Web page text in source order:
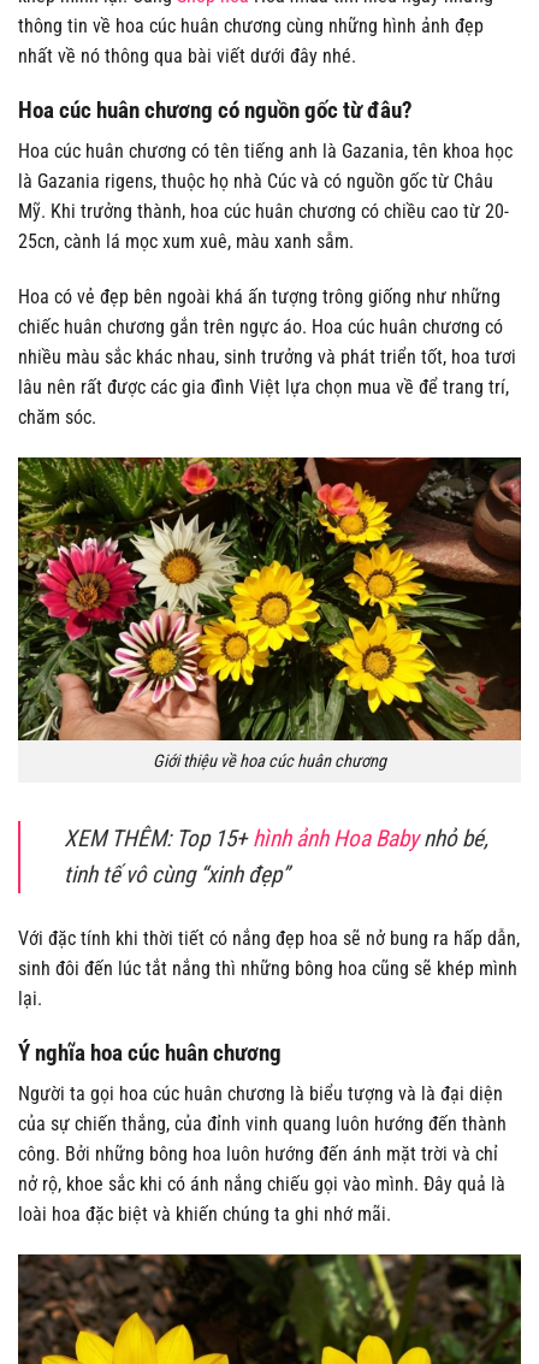
thông tin về hoa cúc huân chương cùng những hình ảnh đẹp
nhất về nó thông qua bài viết dưới đây nhé.
Hoa cúc huân chương có nguồn gốc từ đâu?
Hoa cúc huân chương có tên tiếng anh là Gazania, tên khoa học
là Gazania rigens, thuộc họ nhà Cúc và có nguồn gốc từ Châu
Mỹ. Khi trưởng thành, hoa cúc huân chương có chiều cao từ 20-
25cn, cành lá mọc xum xuê, màu xanh sẫm.
Hoa có vẻ đẹp bên ngoài khá ấn tượng trông giống như những
chiếc huân chương gắn trên ngực áo. Hoa cúc huân chương có
nhiều màu sắc khác nhau, sinh trưởng và phát triển tốt, hoa tươi
lâu nên rất được các gia đình Việt lựa chọn mua về để trang trí,
chăm sóc.
Giới thiệu về hoa cúc huân chương
XEM THÊM: Top 15+hình ảnh Hoa Babynhỏ bé,
tinh tế vô cùng “xinh đẹp”
Với đặc tính khi thời tiết có nắng đẹp hoa sẽ nở bung ra hấp dẫn,
sinh đôi đến lúc tắt nắng thì những bông hoa cũng sẽ khép mình
lại.
Ý nghĩa hoa cúc huân chương
Người ta gọi hoa cúc huân chương là biểu tượng và là đại diện
của sự chiến thắng, của đỉnh vinh quang luôn hướng đến thành
công. Bởi những bông hoa luôn hướng đến ánh mặt trời và chỉ
nở rộ, khoe sắc khi có ánh nắng chiếu gọi vào mình. Đây quả là
loài hoa đặc biệt và khiến chúng ta ghi nhớ mãi.